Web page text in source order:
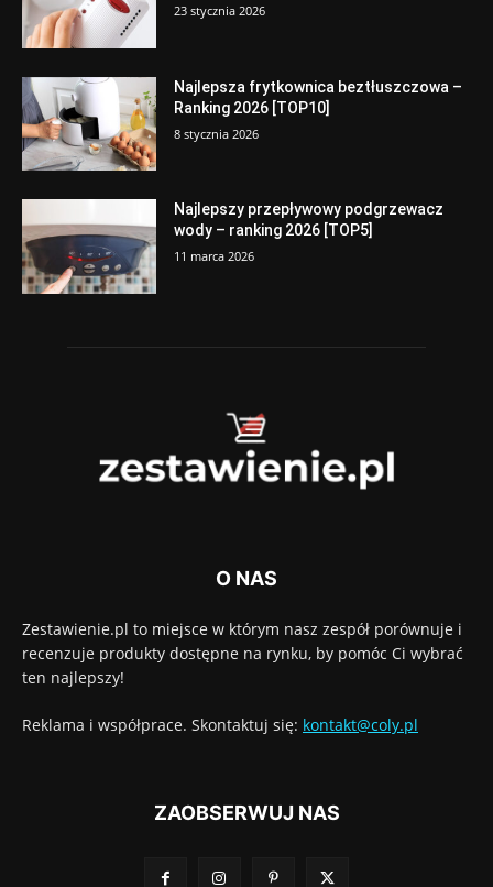
23 stycznia 2026
Najlepsza frytkownica beztłuszczowa –
Ranking 2026 [TOP10]
8 stycznia 2026
Najlepszy przepływowy podgrzewacz
wody – ranking 2026 [TOP5]
11 marca 2026
O NAS
Zestawienie.pl to miejsce w którym nasz zespół porównuje i
recenzuje produkty dostępne na rynku, by pomóc Ci wybrać
ten najlepszy!
Reklama i współprace. Skontaktuj się: kontakt@coly.pl
ZAOBSERWUJ NAS